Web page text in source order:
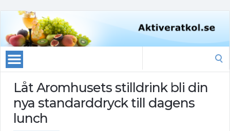
Låt Aromhusets stilldrink bli din
nya standarddryck till dagens
lunch